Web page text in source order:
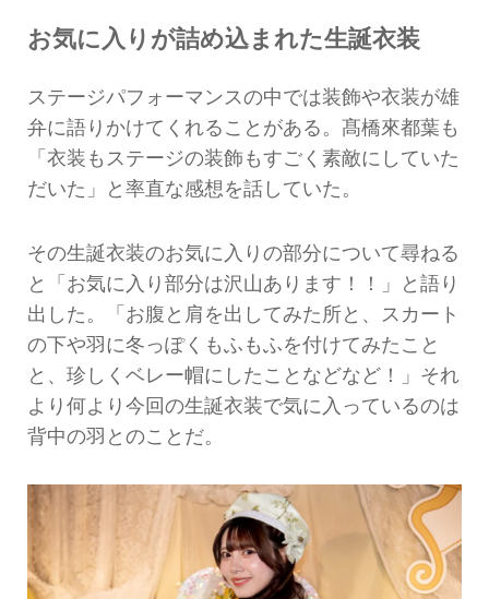
お気に入りが詰め込まれた生誕衣装
ステージパフォーマンスの中では装飾や衣装が雄
弁に語りかけてくれることがある。髙橋來都葉も
「衣装もステージの装飾もすごく素敵にしていた
だいた」と率直な感想を話していた。
その生誕衣装のお気に入りの部分について尋ねる
と「お気に入り部分は沢山あります！！」と語り
出した。「お腹と肩を出してみた所と、スカート
の下や羽に冬っぽくもふもふを付けてみたこと
と、珍しくベレー帽にしたことなどなど！」それ
より何より今回の生誕衣装で気に入っているのは
背中の羽とのことだ。